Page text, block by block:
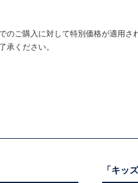
ご購入に対して特別価格が適用さ
ください。
「キ